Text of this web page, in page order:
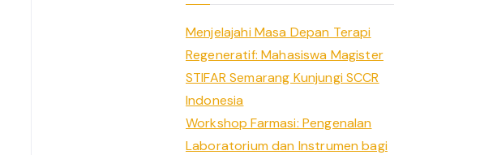
Menjelajahi Masa Depan Terapi
Regeneratif: Mahasiswa Magister
STIFAR Semarang Kunjungi SCCR
Indonesia
Workshop Farmasi: Pengenalan
Laboratorium dan Instrumen bagi